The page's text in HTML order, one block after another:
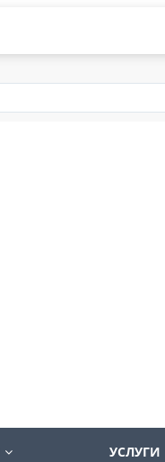
УСЛУГИ